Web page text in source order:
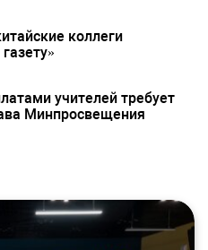
коллеги
учителей требует
Минпросвещения